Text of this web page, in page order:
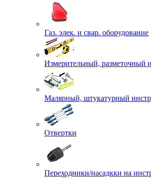
Газ. элек. и свар. оборудование
Измерительный, разметочный
Малярный, штукатурный
Отвертки
Переходники/насадкки на